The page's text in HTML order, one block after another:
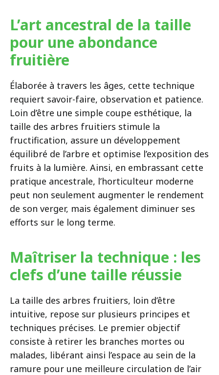
L’art ancestral de la taille
pour une abondance
fruitière
Élaborée à travers les âges, cette technique
requiert savoir-faire, observation et patience.
Loin d’être une simple coupe esthétique, la
taille des arbres fruitiers stimule la
fructification, assure un développement
équilibré de l’arbre et optimise l’exposition des
fruits à la lumière. Ainsi, en embrassant cette
pratique ancestrale, l’horticulteur moderne
peut non seulement augmenter le rendement
de son verger, mais également diminuer ses
efforts sur le long terme.
Maîtriser la technique : les
clefs d’une taille réussie
La taille des arbres fruitiers, loin d’être
intuitive, repose sur plusieurs principes et
techniques précises. Le premier objectif
consiste à retirer les branches mortes ou
malades, libérant ainsi l’espace au sein de la
ramure pour une meilleure circulation de l’air